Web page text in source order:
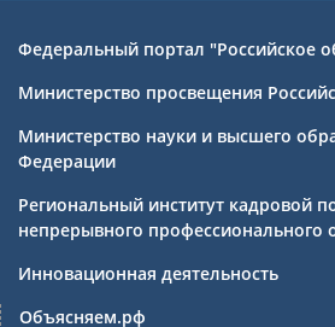
Федеральный портал "Российское
Министерство просвещения
Министерство науки и высшего
Федерации
Региональный институт кадровой
непрерывного профессионального
Инновационная деятельность
Объясняем.рф